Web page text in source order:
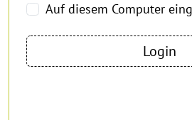
Auf diesem Computer